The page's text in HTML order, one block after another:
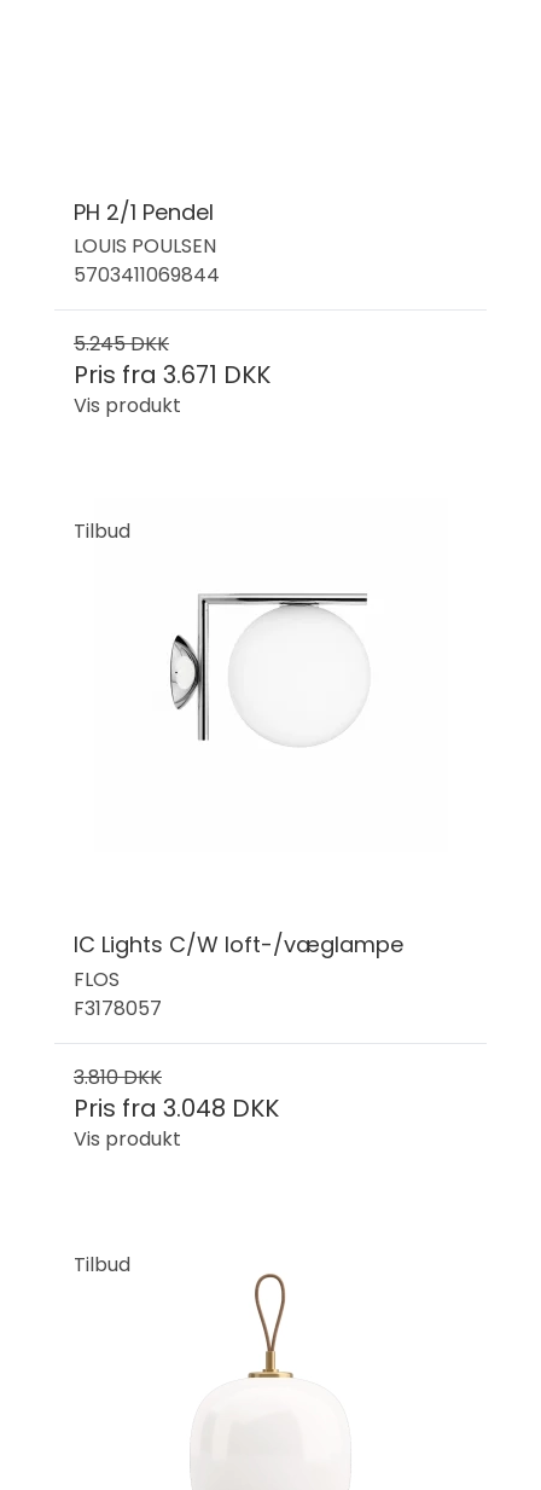
PH 2/1 Pendel
LOUIS POULSEN
5703411069844
5.245 DKK
Pris fra 3.671 DKK
Vis produkt
Tilbud
IC Lights C/W loft-/væglampe
FLOS
F3178057
3.810 DKK
Pris fra 3.048 DKK
Vis produkt
Tilbud